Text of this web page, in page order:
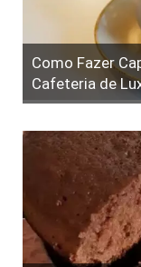
Como Fazer
Cafeteria de